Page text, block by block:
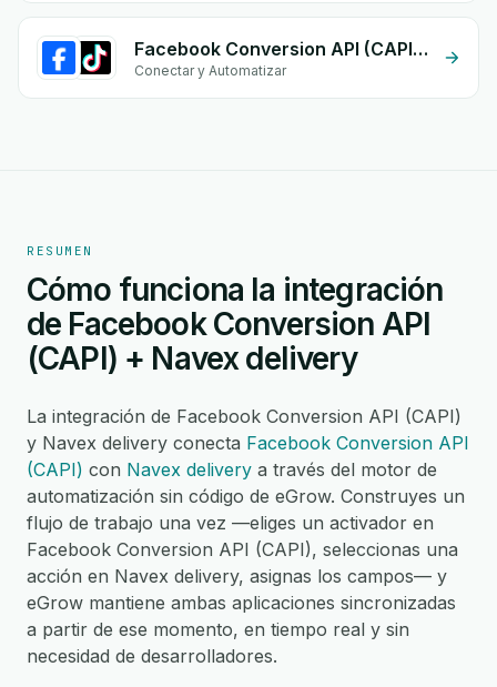
Facebook Conversion API (CAPI) + TikTok Inbox
Conectar y Automatizar
RESUMEN
Cómo funciona la integración
de Facebook Conversion API
(CAPI) + Navex delivery
La integración de Facebook Conversion API (CAPI)
y Navex delivery conecta Facebook Conversion API
(CAPI) con Navex delivery a través del motor de
automatización sin código de eGrow. Construyes un
flujo de trabajo una vez —eliges un activador en
Facebook Conversion API (CAPI), seleccionas una
acción en Navex delivery, asignas los campos— y
eGrow mantiene ambas aplicaciones sincronizadas
a partir de ese momento, en tiempo real y sin
necesidad de desarrolladores.